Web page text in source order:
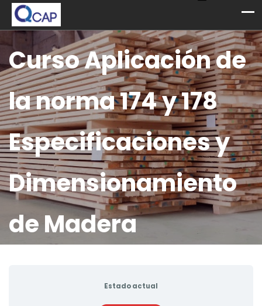
Curso Aplicación de
la norma 174 y 178
Especificaciones y
Dimensionamiento
de Madera
Estado actual